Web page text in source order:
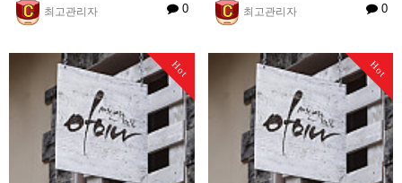
최고관리자 0 최고관리자 0
Hot Hot